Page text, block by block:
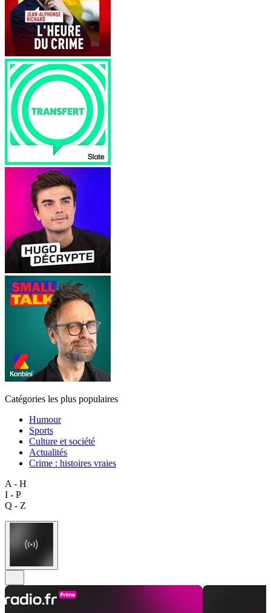
Catégories les plus populaires
Humour
Sports
Culture et société
Actualités
Crime : histoires vraies
A - H
I - P
Q - Z